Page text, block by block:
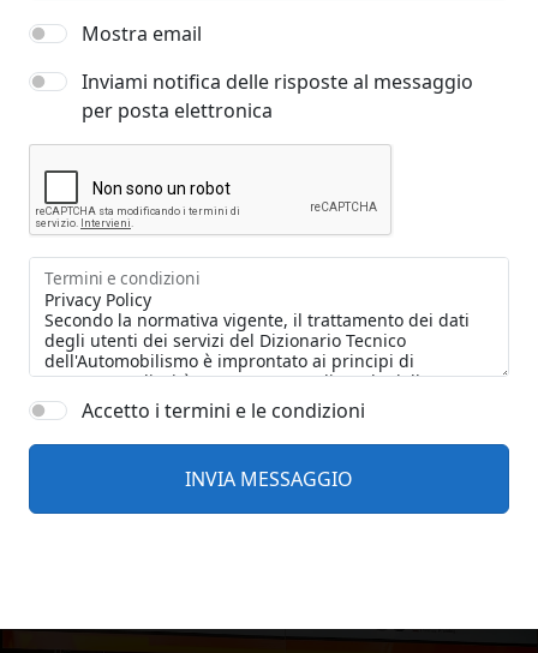
Mostra email
Inviami notifica delle risposte al messaggio
per posta elettronica
Termini e condizioni
Accetto i termini e le condizioni